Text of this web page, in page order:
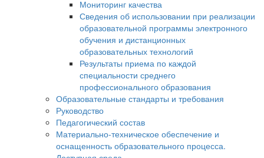
Мониторинг качества
Сведения об использовании при реализации
образовательной программы электронного
обучения и дистанционных
образовательных технологий
Результаты приема по каждой
специальности среднего
профессионального образования
Образовательные стандарты и требования
Руководство
Педагогический состав
Материально-техническое обеспечение и
оснащенность образовательного процесса.